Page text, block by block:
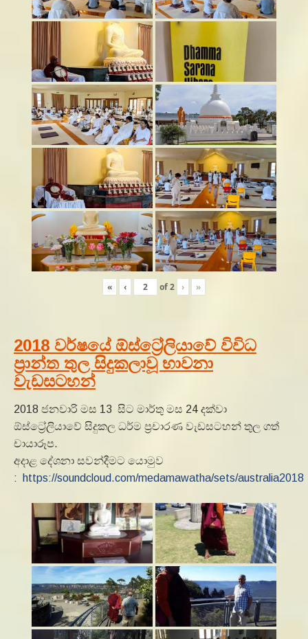
« ‹ of2 › »
2018 වර්ෂයේ ඕස්ට්‍රේලියාවේ විවිධ
ප්‍රාන්ත තුල සිදුකලාවූ භාවනා
වැඩසටහන්
2018 ජනවාරි මස 13 සිට මාර්තු මස 24 දක්වා
ඕස්ට්‍රේලියාවේ සිදුකල ධර්ම ප්‍රචාරණ වැඩසටහන් තුල ගත්
චායාරූප.
අදාළ දේශනා සවන්දීමට යොමුව
:
https://soundcloud.com/medamawatha/sets/australia2018